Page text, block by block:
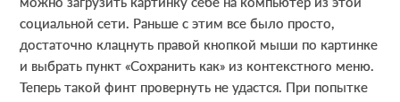
социальной сети. Раньше с этим все было просто,
достаточно клацнуть правой кнопкой мыши по картинке
и выбрать пункт «Сохранить как» из контекстного меню.
Теперь такой финт провернуть не удастся. При попытке